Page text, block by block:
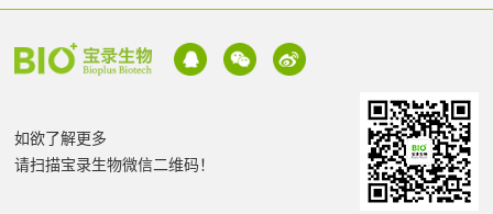
如欲了解更多
请扫描宝录生物微信二维码！